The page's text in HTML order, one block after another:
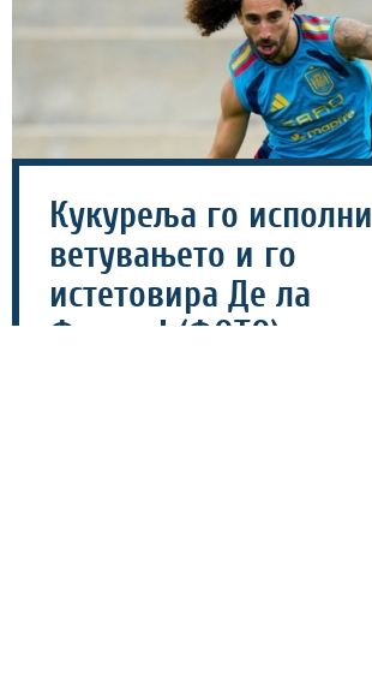
Кукуреља го исполни
ветувањето и го
истетовира Де ла
Фуенте! (ФОТО)